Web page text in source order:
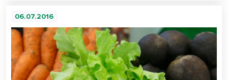
06.07.2016